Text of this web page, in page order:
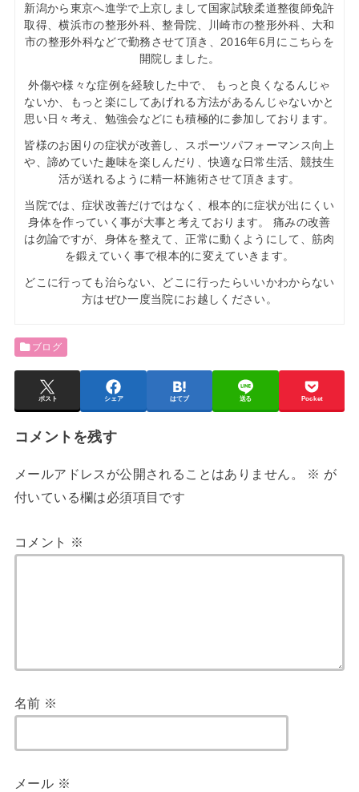
新潟から東京へ進学で上京しまして国家試験柔道整復師免許
取得、横浜市の整形外科、整骨院、川崎市の整形外科、大和
市の整形外科などで勤務させて頂き、2016年6月にこちらを
開院しました。
外傷や様々な症例を経験した中で、 もっと良くなるんじゃ
ないか、もっと楽にしてあげれる方法があるんじゃないかと
思い日々考え、勉強会などにも積極的に参加しております。
皆様のお困りの症状が改善し、スポーツパフォーマンス向上
や、諦めていた趣味を楽しんだり、快適な日常生活、競技生
活が送れるように精一杯施術させて頂きます。
当院では、症状改善だけではなく、根本的に症状が出にくい
身体を作っていく事が大事と考えております。 痛みの改善
は勿論ですが、身体を整えて、正常に動くようにして、筋肉
を鍛えていく事で根本的に変えていきます。
どこに行っても治らない、どこに行ったらいいかわからない
方はぜひ一度当院にお越しください。
ブログ
ポスト シェア はてブ 送る Pocket
コメントを残す
メールアドレスが公開されることはありません。 ※ が
付いている欄は必須項目です
コメント ※
名前 ※
メール ※